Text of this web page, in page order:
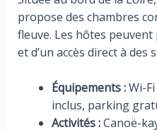
propose des chambres
fleuve. Les hôtes
et d’un accès direct à
Équipements :Wi-
inclus, parking
Activités :Canoë-